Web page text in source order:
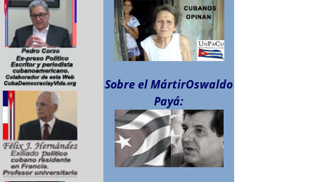
Sobre el MártirOswaldo
Payá: